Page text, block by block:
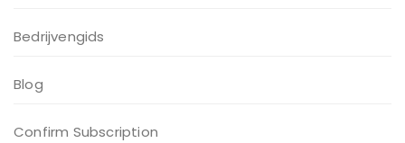
Bedrijvengids
Blog
Confirm Subscription